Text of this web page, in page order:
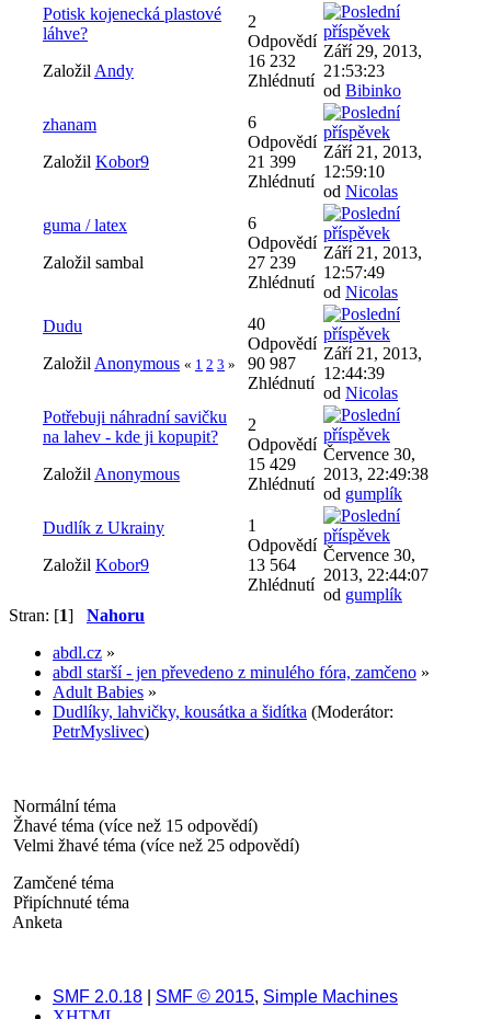
Potisk kojenecká plastové
láhve?
Založil Andy
2
Odpovědí
16 232
Zhlédnutí
Září 29, 2013,
21:53:23
od Bibinko
zhanam
Založil Kobor9
6
Odpovědí
21 399
Zhlédnutí
Září 21, 2013,
12:59:10
od Nicolas
guma / latex
Založil sambal
6
Odpovědí
27 239
Zhlédnutí
Září 21, 2013,
12:57:49
od Nicolas
Dudu
Založil Anonymous « 1 2 3 »
40
Odpovědí
90 987
Zhlédnutí
Září 21, 2013,
12:44:39
od Nicolas
Potřebuji náhradní savičku
na lahev - kde ji kopupit?
Založil Anonymous
2
Odpovědí
15 429
Zhlédnutí
Července 30,
2013, 22:49:38
od gumplík
Dudlík z Ukrainy
Založil Kobor9
1
Odpovědí
13 564
Zhlédnutí
Července 30,
2013, 22:44:07
od gumplík
Stran: [1] Nahoru
abdl.cz »
abdl starší - jen převedeno z minulého fóra, zamčeno »
Adult Babies »
Dudlíky, lahvičky, kousátka a šidítka (Moderátor:
PetrMyslivec)
Normální téma
Žhavé téma (více než 15 odpovědí)
Velmi žhavé téma (více než 25 odpovědí)
Zamčené téma
Připíchnuté téma
Anketa
SMF 2.0.18 SMF © 2015, Simple Machines